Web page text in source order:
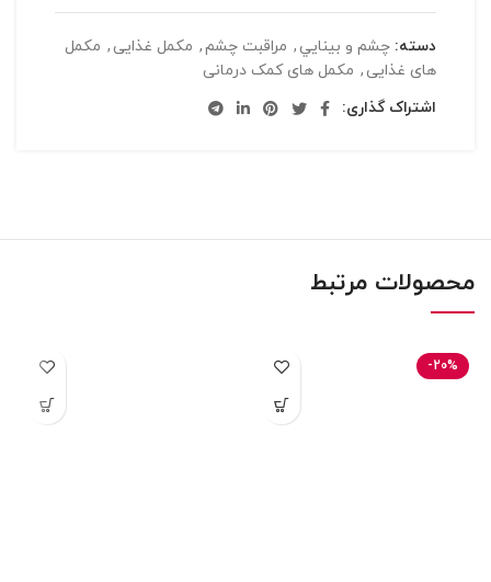
دسته: چشم و بينايي , مراقبت چشم, مکمل غذایی , مکمل
های غذایی , مکمل های کمک درمانی
اشتراک گذاری:
محصولات مرتبط
-20%